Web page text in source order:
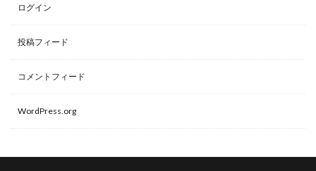
ログイン
投稿フィード
コメントフィード
WordPress.org